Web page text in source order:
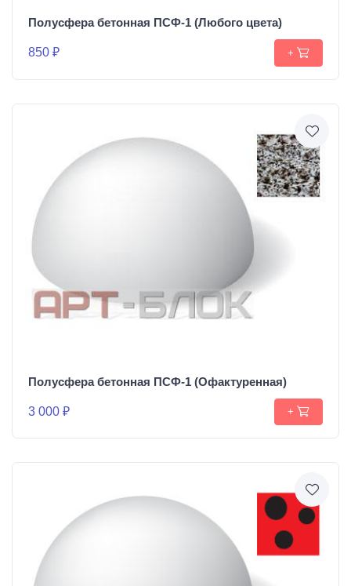
Полусфера бетонная ПСФ-1 (Любого цвета)
850 ₽ +
Полусфера бетонная ПСФ-1 (Офактуренная)
3 000 ₽ +